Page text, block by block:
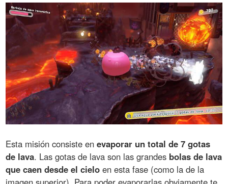
Esta misión consiste enevaporar un total de 7 gotas
de lava. Las gotas de lava son las grandes bolas de lava
que caen desde el cielo en esta fase (como la de la